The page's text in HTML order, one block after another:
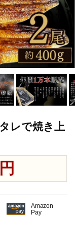
レで焼き上
Amazon
Pay